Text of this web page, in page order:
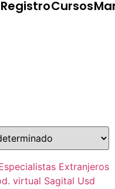
RegistroCursos